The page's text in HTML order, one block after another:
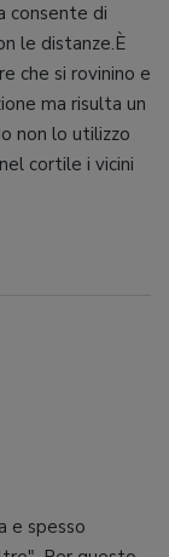
consente di
le distanze.È
che si rovinino e
ma risulta un
non lo utilizzo
cortile i vicini
e spesso